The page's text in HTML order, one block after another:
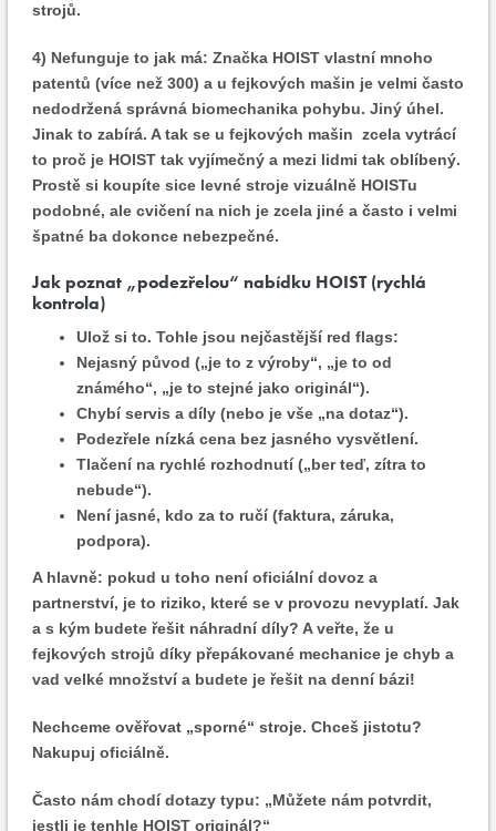
strojů.
4) Nefunguje to jak má: Značka HOIST vlastní mnoho
patentů (více než 300) a u fejkových mašin je velmi často
nedodržená správná biomechanika pohybu. Jiný úhel.
Jinak to zabírá. A tak se u fejkových mašin zcela vytrácí
to proč je HOIST tak vyjímečný a mezi lidmi tak oblíbený.
Prostě si koupíte sice levné stroje vizuálně HOISTu
podobné, ale cvičení na nich je zcela jiné a často i velmi
špatné ba dokonce nebezpečné.
Jak poznat „podezřelou“ nabídku HOIST (rychlá
kontrola)
Ulož si to. Tohle jsou nejčastější red flags:
Nejasný původ („je to z výroby“, „je to od
známého“, „je to stejné jako originál“).
Chybí servis a díly (nebo je vše „na dotaz“).
Podezřele nízká cena bez jasného vysvětlení.
Tlačení na rychlé rozhodnutí („ber teď, zítra to
nebude“).
Není jasné, kdo za to ručí (faktura, záruka,
podpora).
A hlavně: pokud u toho není oficiální dovoz a
partnerství, je to riziko, které se v provozu nevyplatí. Jak
a s kým budete řešit náhradní díly? A veřte, že u
fejkových strojů díky přepákované mechanice je chyb a
vad velké množství a budete je řešit na denní bázi!
Nechceme ověřovat „sporné“ stroje. Chceš jistotu?
Nakupuj oficiálně.
Často nám chodí dotazy typu: „Můžete nám potvrdit,
jestli je tenhle HOIST originál?“